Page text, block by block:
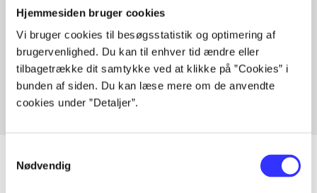
Hjemmesiden bruger cookies
Vi bruger cookies til besøgsstatistik og optimering af
brugervenlighed. Du kan til enhver tid ændre eller
tilbagetrække dit samtykke ved at klikke på ”Cookies” i
bunden af siden. Du kan læse mere om de anvendte
cookies under ”Detaljer”.
Nødvendig
Artikler med samme emner
Fra